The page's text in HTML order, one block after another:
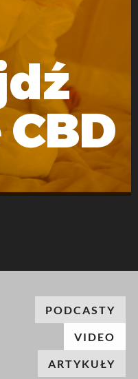
PODCASTY
VIDEO
ARTYKUŁY